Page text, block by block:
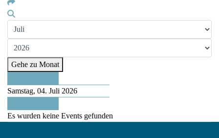
Gehe zu Monat
Samstag, 04. Juli 2026
Es wurden keine Events gefunden